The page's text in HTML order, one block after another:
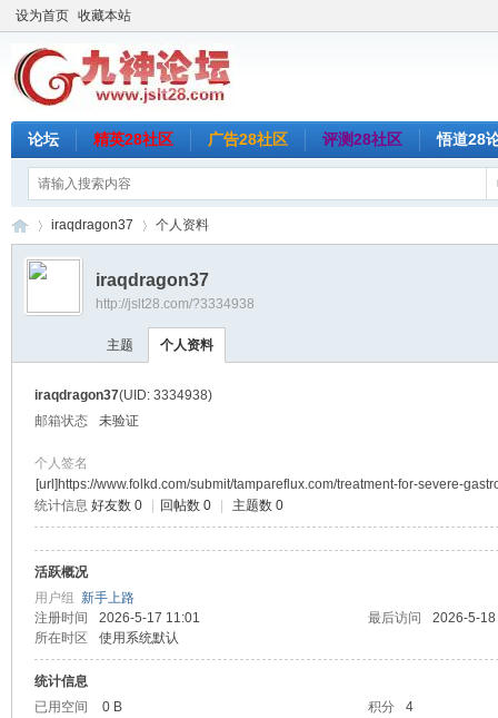
设为首页 收藏本站
论坛 精英28社区 广告28社区 评测28社区 悟道28
›
iraqdragon37 个人资料
iraqdragon37
http://jslt28.com/?3334938
主题 个人资料
iraqdragon37(UID: 3334938)
邮箱状态
未验证
个人签名
[url]https://www.folkd.com/submit/tampareflux.com/treatment-for-severe-
统计信息 好友数 0 回帖数 0 主题数 0
活跃概况
用户组 新手上路
注册时间
2026-5-17 11:01 最后访问
2026-5-
所在时区
使用系统默认
统计信息
已用空间
0 B 积分
4